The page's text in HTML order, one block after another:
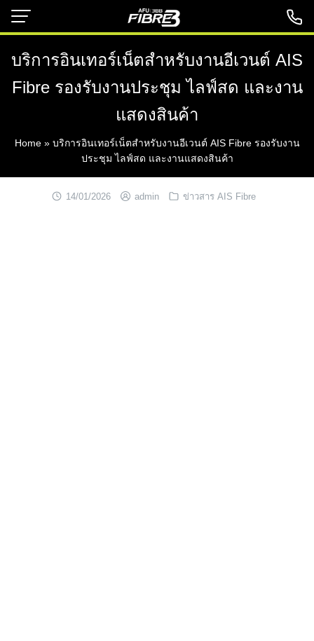
Skip
บริการอินเทอร์เน็ตสำหรับงานอีเวนต์ AIS
Fibre รองรับงานประชุม ไลฟ์สด และงาน
แสดงสินค้า
Home» บริการอินเทอร์เน็ตสำหรับงานอีเวนต์ AIS Fibre รองรับงาน
ประชุม ไลฟ์สด และงานแสดงสินค้า
14/01/2026 admin ข่าวสาร AIS Fibre